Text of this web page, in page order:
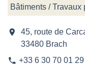
Bâtiments / Travaux
location_on
45, route de
33480 Brach
phone +33 6 30 70 01 29